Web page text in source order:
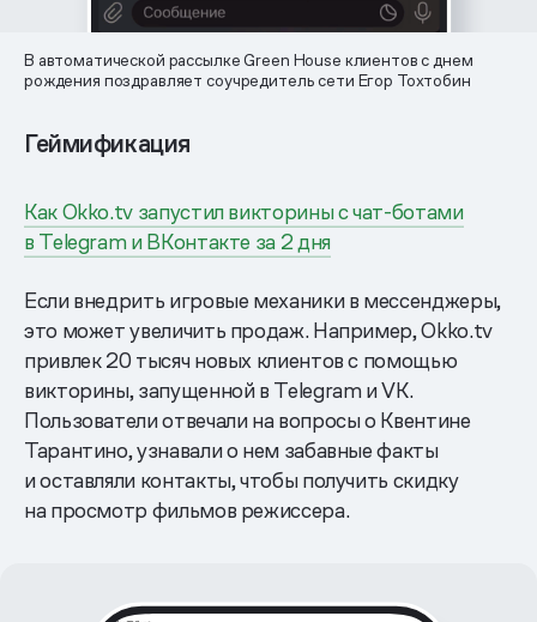
В автоматической рассылке Green House клиентов с днем
рождения поздравляет соучредитель сети Егор Тохтобин
Геймификация
Как Okko.tv запустил викторины с чат-ботами
в Telegram и ВКонтакте за 2 дня
Если внедрить игровые механики в мессенджеры,
это может увеличить продаж. Например, Okko.tv
привлек 20 тысяч новых клиентов с помощью
викторины, запущенной в Telegram и VK.
Пользователи отвечали на вопросы о Квентине
Тарантино, узнавали о нем забавные факты
и оставляли контакты, чтобы получить скидку
на просмотр фильмов режиссера.